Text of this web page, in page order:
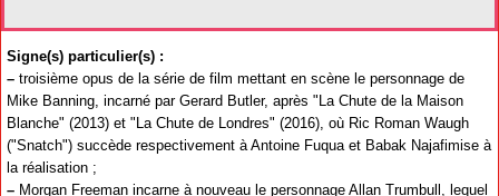
Signe(s) particulier(s) :
– troisième opus de la série de film mettant en scène le personnage de
Mike Banning, incarné par Gerard Butler, après "La Chute de la Maison
Blanche" (2013) et "La Chute de Londres" (2016), où Ric Roman Waugh
("Snatch") succède respectivement à Antoine Fuqua et Babak Najafimise à
la réalisation ;
– Morgan Freeman incarne à nouveau le personnage Allan Trumbull, lequel